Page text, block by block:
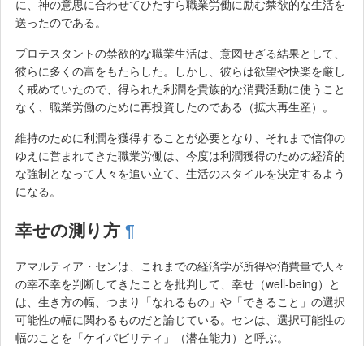
に、神の意思に合わせてひたすら職業労働に励む禁欲的な生活を
送ったのである。
プロテスタントの禁欲的な職業生活は、意図せざる結果として、
彼らに多くの富をもたらした。しかし、彼らは欲望や快楽を厳し
く戒めていたので、得られた利潤を貴族的な消費活動に使うこと
なく、職業労働のために再投資したのである（拡大再生産）。
維持のために利潤を獲得することが必要となり、それまで信仰の
ゆえに営まれてきた職業労働は、今度は利潤獲得のための経済的
な強制となって人々を追い立て、生活のスタイルを決定するよう
になる。
幸せの測り方 ¶
アマルティア・センは、これまでの経済学が所得や消費量で人々
の幸不幸を判断してきたことを批判して、幸せ（well-being）と
は、生き方の幅、つまり「なれるもの」や「できること」の選択
可能性の幅に関わるものだと論じている。センは、選択可能性の
幅のことを「ケイパビリティ」（潜在能力）と呼ぶ。